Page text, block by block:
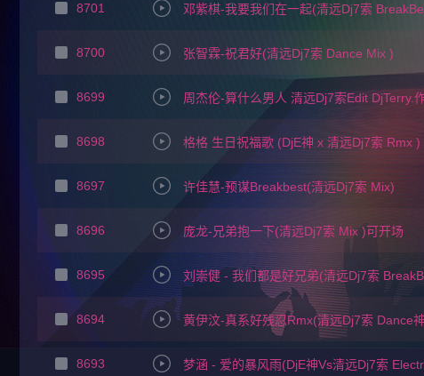
8701 邓紫棋-我要我们在一起(清远Dj7索
8700 张智霖-祝君好(清远Dj7索 Dance Mix )
8699 周杰伦-算什么男人 清远Dj7索Edit DjTerry.
8698 格格 生日祝福歌 (DjE神 x 清远Dj7索 Rmx )
8697 许佳慧-预谋Breakbest(清远Dj7索 Mix)
8696 庞龙-兄弟抱一下(清远Dj7索 Mix )可开场
8695 刘崇健 - 我们都是好兄弟(清远Dj7索
8694 黄伊汶-真系好残忍Rmx(清远Dj7索 Dance
8693 梦涵 - 爱的暴风雨(DjE神Vs清远Dj7索